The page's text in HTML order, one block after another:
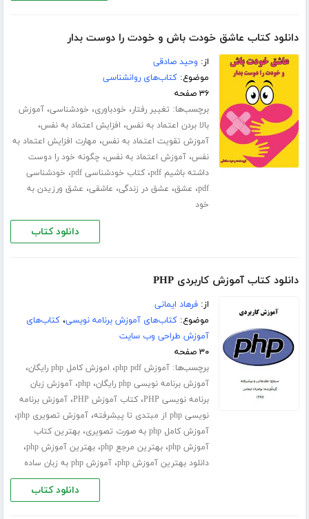
دانلود کتاب عاشق خودت باش و خودت را دوست بدار
از: وحید صادقی
موضوع:کتاب‌های روانشناسی
۳۶ صفحه
برچسب‌ها: تغییر رفتار، خودباوری، خودشناسی،آموزش
بالا بردن اعتماد به نفس، افزایش اعتماد به نفس،
آموزش تقویت اعتماد به نفس، مهارت افزایش اعتماد به
نفس،آموزش اعتماد به نفس، چگونه خود را دوست
داشته باشیم pdf
،کتاب خودشناسی pdf ، خودشناسی
pdf، عشق، عشق در زندگی، عاشقی، عشق ورزیدن به
خود
دانلود کتاب
دانلود کتاب آموزش کاربردی PHP
از:فرهاد ایمانی
موضوع:کتاب‌های آموزش برنامه نویسی،کتاب‌های
آموزش طراحی وب سایت
۳۰ صفحه
برچسب‌ها:آموزش php pdf ، اموزش کامل php رایگان ،
آموزش برنامه نویسی php رایگان ،php،آموزش زبان
برنامه نویسی PHP
،کتاب آموزش PHP ،آموزش برنامه
نویسی php از مبتدی تا پیشرفته
،آموزش تصویری php ،
آموزش کامل php به صورت تصویری ،بهترین کتاب
آموزش php
،بهترین مرجع php ،بهترین آموزش php ،
دانلود بهترین آموزش php ،آموزش php به زبان ساده
دانلود کتاب